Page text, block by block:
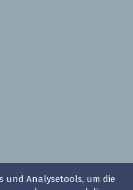
und Analysetools, um die